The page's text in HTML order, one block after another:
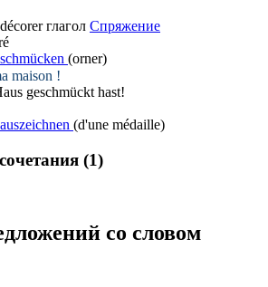
décorer глагол Спряжение
schmücken (orner)
maison !
geschmückt hast!
auszeichnen (d'une médaille)
(1)
со словом